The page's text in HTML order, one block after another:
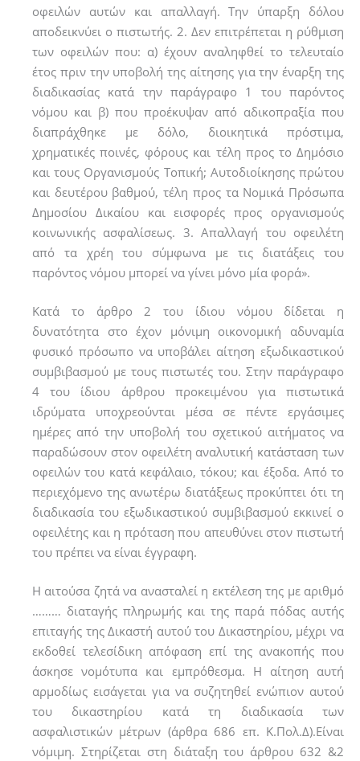
οφειλών αυτών και απαλλαγή. Την ύπαρξη δόλου
αποδεικνύει ο πιστωτής. 2. Δεν επιτρέπεται η ρύθµιση
των οφειλών που: α) έχουν αναληφθεί το τελευταίο
έτος πριν την υποβολή της αίτησης για την έναρξη της
διαδικασίας κατά την παράγραφο 1 του παρόντος
νόµου και β) που προέκυψαν από αδικοπραξία που
διαπράχθηκε µε δόλο, διοικητικά πρόστιµα,
χρηµατικές ποινές, φόρους και τέλη προς το Δηµόσιο
και τους Οργανισµούς Τοπική; Αυτοδιοίκησης πρώτου
και δευτέρου βαθµού, τέλη προς τα Νοµικά Πρόσωπα
Δηµοσίου Δικαίου και εισφορές προς οργανισµούς
κοινωνικής ασφαλίσεως. 3. Απαλλαγή του οφειλέτη
από τα χρέη του σύµφωνα µε τις διατάξεις του
παρόντος νόµου µπορεί να γίνει µόνο µία φορά».
Κατά το άρθρο 2 του ίδιου νόµου δίδεται η
δυνατότητα στο έχον µόνιµη οικονοµική αδυναµία
φυσικό πρόσωπο να υποβάλει αίτηση εξωδικαστικού
συµβιβασµού µε τους πιστωτές του. Στην παράγραφο
4 του ίδιου άρθρου προκειµένου για πιστωτικά
ιδρύµατα υποχρεούνται µέσα σε πέντε εργάσιµες
ηµέρες από την υποβολή του σχετικού αιτήµατος να
παραδώσουν στον οφειλέτη αναλυτική κατάσταση των
οφειλών του κατά κεφάλαιο, τόκου; και έξοδα. Από το
περιεχόµενο της ανωτέρω διατάξεως προκύπτει ότι τη
διαδικασία του εξωδικαστικού συµβιβασµού εκκινεί ο
οφειλέτης και η πρόταση που απευθύνει στον πιστωτή
του πρέπει να είναι έγγραφη.
Η αιτούσα ζητά να ανασταλεί η εκτέλεση της µε αριθµό
……… διαταγής πληρωµής και της παρά πόδας αυτής
επιταγής της Δικαστή αυτού του Δικαστηρίου, µέχρι να
εκδοθεί τελεσίδικη απόφαση επί της ανακοπής που
άσκησε νοµότυπα και εµπρόθεσµα. Η αίτηση αυτή
αρµοδίως εισάγεται για να συζητηθεί ενώπιον αυτού
του δικαστηρίου κατά τη διαδικασία των
ασφαλιστικών µέτρων (άρθρα 686 επ. Κ.Πολ.Δ).Είναι
νόµιµη. Στηρίζεται στη διάταξη του άρθρου 632 &2